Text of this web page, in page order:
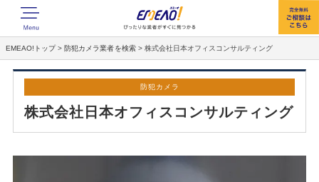
EMEAO!トップ > 防犯カメラ業者を検索 > 株式会社日本オフィスコンサルティング
防犯カメラ
株式会社日本オフィスコンサルティング